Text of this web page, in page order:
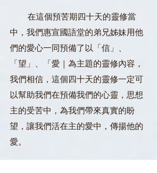
在這個預苦期四十天的靈修當
中，我們惠宣國語堂的弟兄姊妹用他
們的愛心一同預備了以「信」、
「望」、「愛｜為主題的靈修內容，
我們相信，這個四十天的靈修一定可
以幫助我們在預備我們的心靈，思想
主的受苦中，為我們帶來真實的盼
望，讓我們活在主的愛中，傳揚他的
愛。